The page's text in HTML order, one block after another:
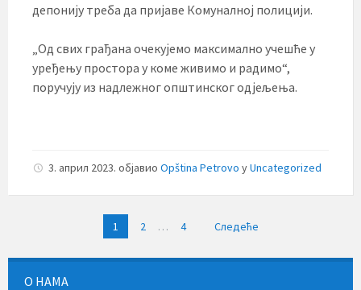
депонију треба да пријаве Комуналној полицији.
„Од свих грађана очекујемо максимално учешће у
уређењу простора у коме живимо и радимо“,
поручују из надлежног општинског одјељења.
3. април 2023. објавио Opština Petrovo уUncategorized
1 2 … 4 Следеће
О НАМА